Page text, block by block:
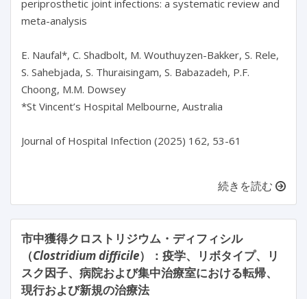
periprosthetic joint infections: a systematic review and
meta-analysis
E. Naufal*, C. Shadbolt, M. Wouthuyzen-Bakker, S. Rele,
S. Sahebjada, S. Thuraisingam, S. Babazadeh, P.F.
Choong, M.M. Dowsey
*St Vincent’s Hospital Melbourne, Australia
Journal of Hospital Infection (2025) 162, 53-61
続きを読む
市中獲得クロストリジウム・ディフィシル
（Clostridium difficile）：疫学、リボタイプ、リ
スク因子、病院および集中治療室における転帰、
現行および新規の治療法